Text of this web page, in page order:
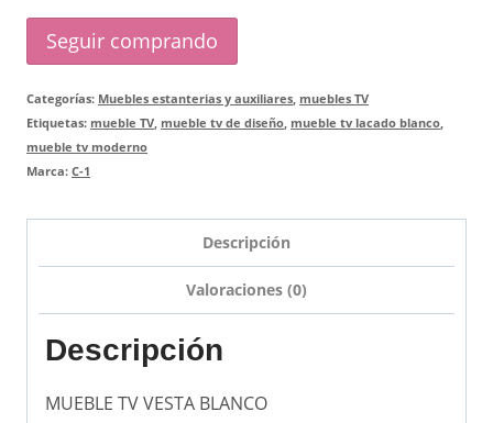
Seguir comprando
Categorías: Muebles estanterias y auxiliares muebles TV
Etiquetas: mueble TV mueble tv de diseño mueble tv lacado blanco
mueble tv moderno
Marca: C-1
Descripción
Valoraciones (0)
Descripción
MUEBLE TV VESTA BLANCO